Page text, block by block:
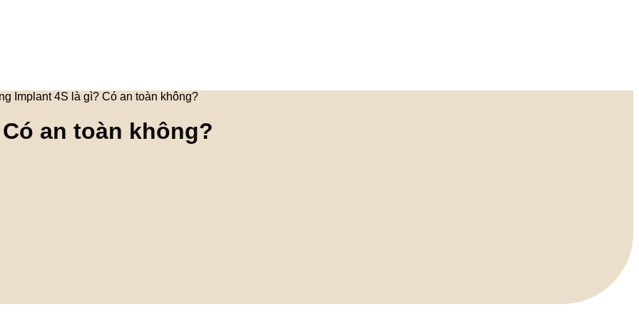
Implant 4S là gì? Có an toàn không?
an toàn không?